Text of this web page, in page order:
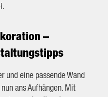
–
und eine passende Wand
ans Aufhängen. Mit